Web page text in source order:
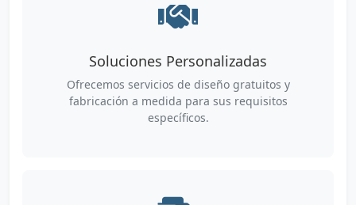
Soluciones Personalizadas
Ofrecemos servicios de diseño gratuitos y
fabricación a medida para sus requisitos
específicos.